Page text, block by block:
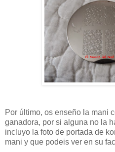
Por último, os enseño la mani
ganadora, por si alguna no la
incluyo la foto de portada de
mani y que podeis ver en su